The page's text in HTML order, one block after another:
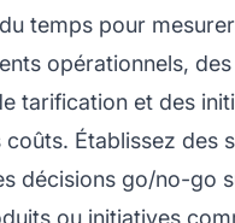
temps pour
opérationnels, des
tarification et des
Établissez des
décisions go/no-go
ou initiatives